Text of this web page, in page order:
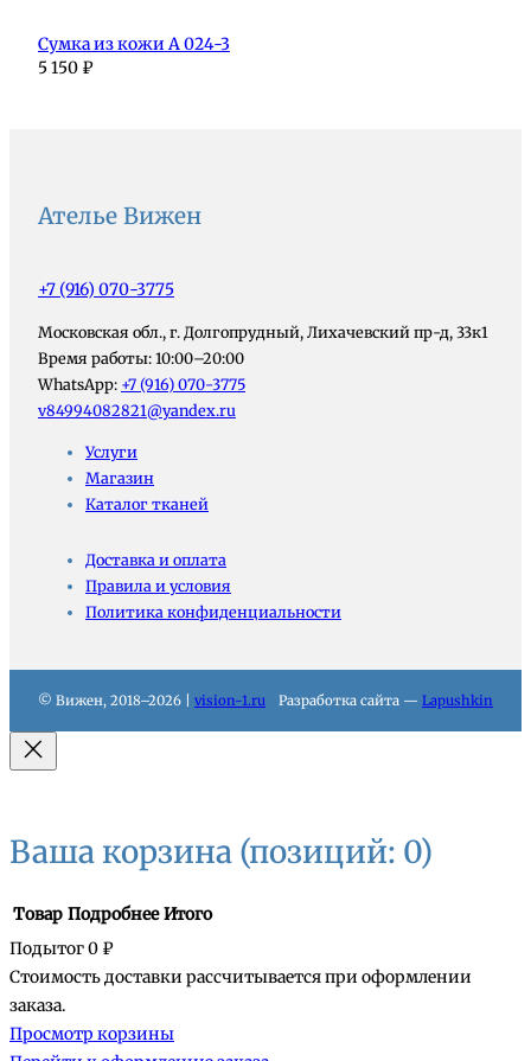
Сумка из кожи А 024-3
5 150 ₽
Ателье Вижен
+7 (916) 070-3775
Московская обл., г. Долгопрудный, Лихачевский пр-д, 33к1
Время работы: 10:00–20:00
WhatsApp: +7 (916) 070-3775
v84994082821@yandex.ru
Услуги
Магазин
Каталог тканей
Доставка и оплата
Правила и условия
Политика конфиденциальности
© Вижен, 2018–2026 | vision-1.ru Разработка сайта — Lapushkin
Ваша корзина (позиций: 0)
Товары
в
Товар Подробнее Итого
Подытог0 ₽
Стоимость доставки рассчитывается при оформлении
заказа.
Просмотр корзины